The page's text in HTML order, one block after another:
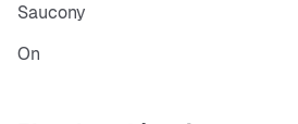
Saucony
On